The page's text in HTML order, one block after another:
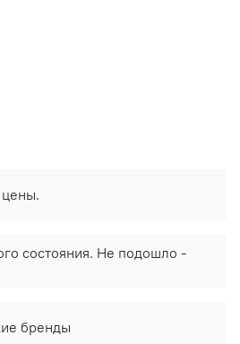
цены.
состояния. Не подошло -
бренды